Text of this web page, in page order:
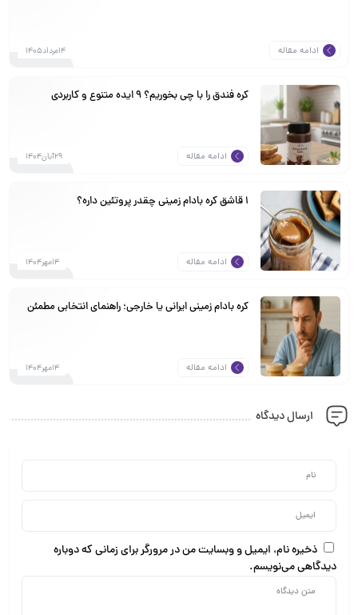
ادامه مقاله 14مرداد1405
کره فندق را با چی بخوریم؟ ۹ ایده متنوع و کاربردی
ادامه مقاله 29آبان1404
1 قاشق کره بادام زمینی چقدر پروتئین داره؟
ادامه مقاله 14مهر1404
کره بادام زمینی ایرانی یا خارجی؛ راهنمای انتخابی مطمئن
ادامه مقاله 14مهر1404
ارسال دیدگاه
ذخیره نام، ایمیل و وبسایت من در مرورگر برای زمانی که دوباره
دیدگاهی می‌نویسم.